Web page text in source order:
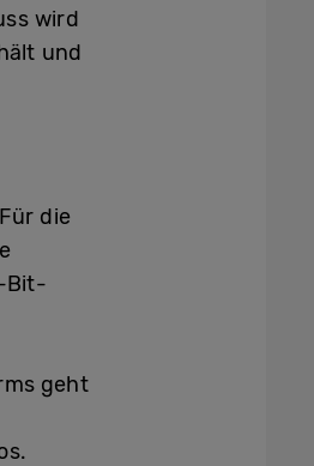
wird
und
die
Bit-
geht